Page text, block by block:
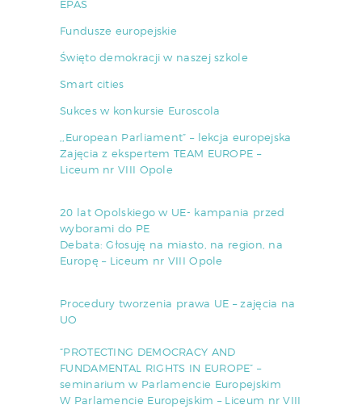
EPAS
Fundusze europejskie
Święto demokracji w naszej szkole
Smart cities
Sukces w konkursie Euroscola
,,European Parliament” – lekcja europejska
Zajęcia z ekspertem TEAM EUROPE –
Liceum nr VIII Opole
20 lat Opolskiego w UE- kampania przed
wyborami do PE
Debata: Głosuję na miasto, na region, na
Europę – Liceum nr VIII Opole
Procedury tworzenia prawa UE – zajęcia na
UO
“PROTECTING DEMOCRACY AND
FUNDAMENTAL RIGHTS IN EUROPE” –
seminarium w Parlamencie Europejskim
W Parlamencie Europejskim – Liceum nr VIII